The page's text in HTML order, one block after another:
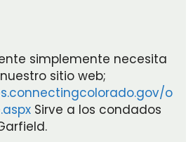
simplemente necesita
sitio web;
o
Sirve a los condados